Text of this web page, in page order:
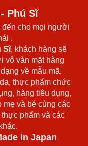
Phú Sĩ
cho mọi người
.
Sĩ, khách hàng sẽ
vô vàn mặt hàng
về mẫu mã,
thực phẩm chức
hàng tiêu dụng,
mẹ và bé cùng các
phẩm và các
in Japan